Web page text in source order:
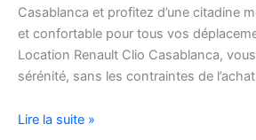
Casablanca et profitez d’une citadine
et confortable pour tous vos
Location Renault Clio Casablanca,
sérénité, sans les contraintes de
Location
Lire la suite »